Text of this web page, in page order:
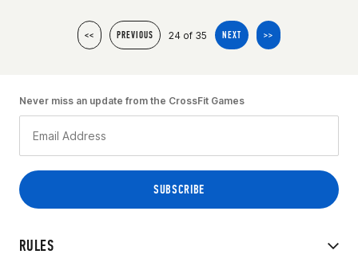
<< PREVIOUS 24 of 35 NEXT >>
RULES
Never miss an update from the CrossFit Games